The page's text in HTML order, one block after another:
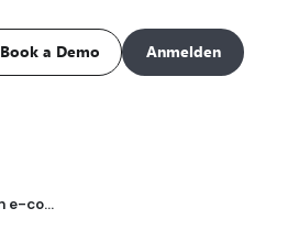
Book a Demo Anmelden
Die 100 % automatisierte Paketversicherung für Ihren e-commerce Claisy: Schluss mit Papierkram!